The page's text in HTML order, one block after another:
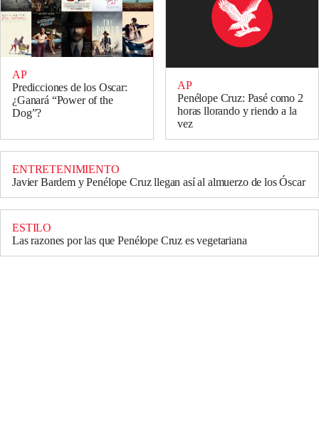
AP
Predicciones de los Oscar:
¿Ganará “Power of the
Dog”?
AP
Penélope Cruz: Pasé como 2
horas llorando y riendo a la
vez
ENTRETENIMIENTO
Javier Bardem y Penélope Cruz llegan así al almuerzo de los Óscar
ESTILO
Las razones por las que Penélope Cruz es vegetariana